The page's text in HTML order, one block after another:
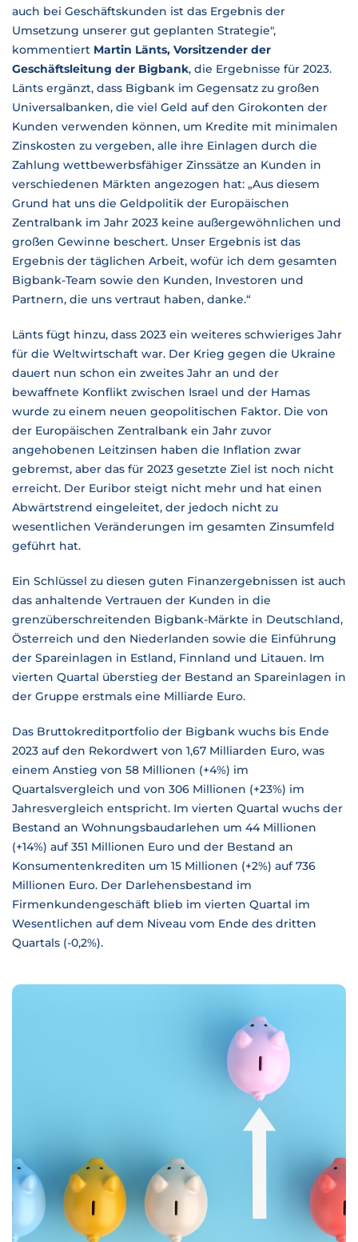
auch bei Geschäftskunden ist das Ergebnis der
Umsetzung unserer gut geplanten Strategie",
kommentiert Martin Länts, Vorsitzender der
Geschäftsleitung der Bigbank, die Ergebnisse für 2023.
Länts ergänzt, dass Bigbank im Gegensatz zu großen
Universalbanken, die viel Geld auf den Girokonten der
Kunden verwenden können, um Kredite mit minimalen
Zinskosten zu vergeben, alle ihre Einlagen durch die
Zahlung wettbewerbsfähiger Zinssätze an Kunden in
verschiedenen Märkten angezogen hat: „Aus diesem
Grund hat uns die Geldpolitik der Europäischen
Zentralbank im Jahr 2023 keine außergewöhnlichen und
großen Gewinne beschert. Unser Ergebnis ist das
Ergebnis der täglichen Arbeit, wofür ich dem gesamten
Bigbank-Team sowie den Kunden, Investoren und
Partnern, die uns vertraut haben, danke.“
Länts fügt hinzu, dass 2023 ein weiteres schwieriges Jahr
für die Weltwirtschaft war. Der Krieg gegen die Ukraine
dauert nun schon ein zweites Jahr an und der
bewaffnete Konflikt zwischen Israel und der Hamas
wurde zu einem neuen geopolitischen Faktor. Die von
der Europäischen Zentralbank ein Jahr zuvor
angehobenen Leitzinsen haben die Inflation zwar
gebremst, aber das für 2023 gesetzte Ziel ist noch nicht
erreicht. Der Euribor steigt nicht mehr und hat einen
Abwärtstrend eingeleitet, der jedoch nicht zu
wesentlichen Veränderungen im gesamten Zinsumfeld
geführt hat.
Ein Schlüssel zu diesen guten Finanzergebnissen ist auch
das anhaltende Vertrauen der Kunden in die
grenzüberschreitenden Bigbank-Märkte in Deutschland,
Österreich und den Niederlanden sowie die Einführung
der Spareinlagen in Estland, Finnland und Litauen. Im
vierten Quartal überstieg der Bestand an Spareinlagen in
der Gruppe erstmals eine Milliarde Euro.
Das Bruttokreditportfolio der Bigbank wuchs bis Ende
2023 auf den Rekordwert von 1,67 Milliarden Euro, was
einem Anstieg von 58 Millionen (+4%) im
Quartalsvergleich und von 306 Millionen (+23%) im
Jahresvergleich entspricht. Im vierten Quartal wuchs der
Bestand an Wohnungsbaudarlehen um 44 Millionen
(+14%) auf 351 Millionen Euro und der Bestand an
Konsumentenkrediten um 15 Millionen (+2%) auf 736
Millionen Euro. Der Darlehensbestand im
Firmenkundengeschäft blieb im vierten Quartal im
Wesentlichen auf dem Niveau vom Ende des dritten
Quartals (-0,2%).